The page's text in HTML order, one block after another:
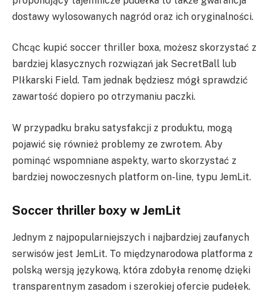
dostawy wylosowanych nagród oraz ich oryginalności.
Chcąc kupić soccer thriller boxa, możesz skorzystać z
bardziej klasycznych rozwiązań jak SecretBall lub
PIłkarski Field. Tam jednak będziesz mógł sprawdzić
zawartość dopiero po otrzymaniu paczki.
W przypadku braku satysfakcji z produktu, mogą
pojawić się również problemy ze zwrotem. Aby
pominąć wspomniane aspekty, warto skorzystać z
bardziej nowoczesnych platform on-line, typu JemLit.
Soccer thriller boxy w JemLit
Jednym z najpopularniejszych i najbardziej zaufanych
serwisów jest JemLit. To międzynarodowa platforma z
polską wersją językową, która zdobyła renomę dzięki
transparentnym zasadom i szerokiej ofercie pudełek.